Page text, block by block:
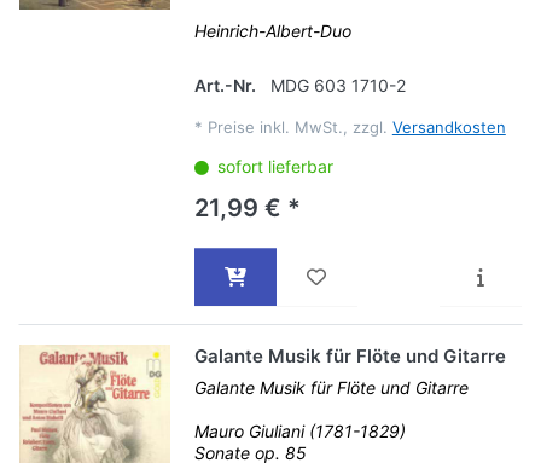
Heinrich-Albert-Duo
Art.-Nr. MDG 603 1710-2
* Preise inkl. MwSt., zzgl. Versandkosten
sofort lieferbar
21,99 € *
Galante Musik für Flöte und Gitarre
Galante Musik für Flöte und Gitarre
Mauro Giuliani (1781-1829)
Sonate op. 85